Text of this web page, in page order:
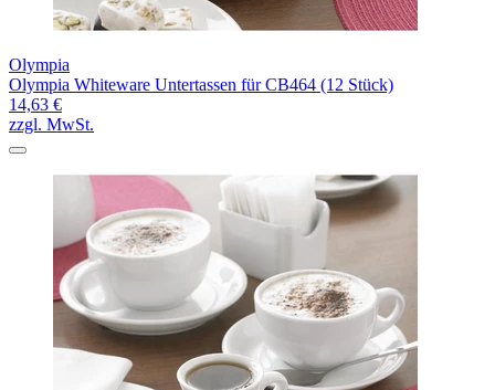
Olympia
Olympia Whiteware Untertassen für CB464 (12 Stück)
14,63 €
zzgl. MwSt.